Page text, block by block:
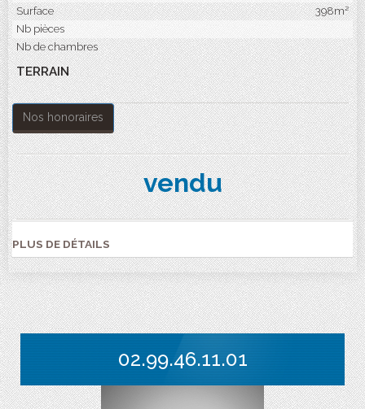
Surface
398m²
Nb pièces
Nb de chambres
TERRAIN
Nos honoraires
vendu
PLUS DE DÉTAILS
02.99.46.11.01